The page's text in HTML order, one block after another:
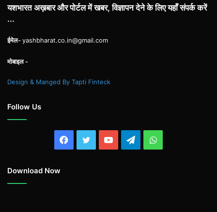
यशभारत अख़बार और पोर्टल में खबर, विज्ञापन देने के लिए यहाँ संपर्क करें
...
ईमेल-yashbharat.co.in@gmail.com
मोबाइल -
Design & Manged By Tapti Finteck
Follow Us
Facebook
TwitterYouTubeTelegramWhatsApp
Download Now